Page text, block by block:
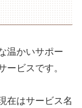
温かいサポー
ービスです。
在はサービス名